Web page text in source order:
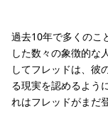
過去10年で多くのこ
した数々の象徴的な
してフレッドは、彼
る現実を認めるよう
れはフレッドがまだ